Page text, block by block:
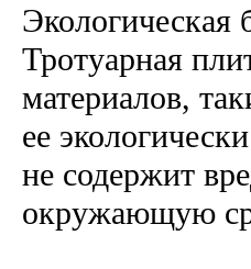
Экологическая
Тротуарная
материалов,
ее
не содержит
окружающую